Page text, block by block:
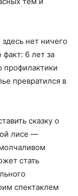
нет ничего
факт: 6 лет за
профилактики
превратился в
сказку о
лисе —
стать
спектаклем